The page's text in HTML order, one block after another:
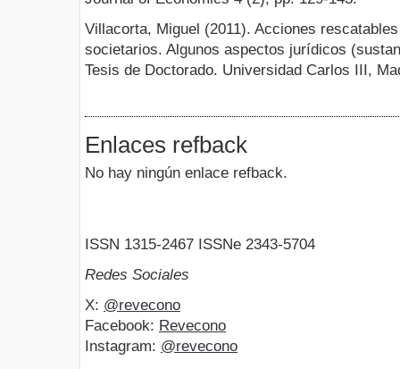
Villacorta, Miguel (2011). Acciones
societarios. Algunos aspectos jurídicos
Tesis de Doctorado. Universidad Carlos III,
Enlaces refback
No hay ningún enlace refback.
ISSN 1315-2467 ISSNe 2343-5704
Redes Sociales
X: @revecono
Facebook: Revecono
Instagram: @revecono